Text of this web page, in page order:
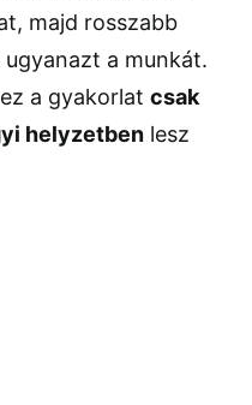
majd rosszabb
a munkát.
a gyakorlat csak
helyzetben lesz